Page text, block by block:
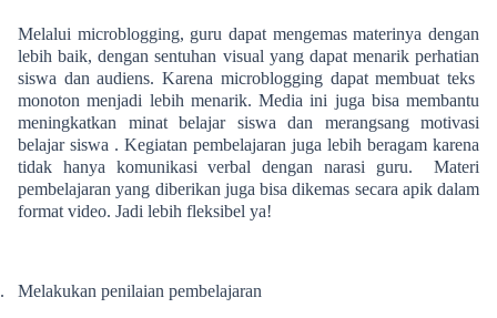
Melalui microblogging, guru dapat mengemas materinya dengan
lebih baik, dengan sentuhan visual yang dapat menarik perhatian
siswa dan audiens. Karena microblogging dapat membuat teks
monoton menjadi lebih menarik. Media ini juga bisa membantu
meningkatkan minat belajar siswa dan merangsang motivasi
belajar siswa . Kegiatan pembelajaran juga lebih beragam karena
tidak hanya komunikasi verbal dengan narasi guru. Materi
pembelajaran yang diberikan juga bisa dikemas secara apik dalam
format video. Jadi lebih fleksibel ya!
Melakukan penilaian pembelajaran